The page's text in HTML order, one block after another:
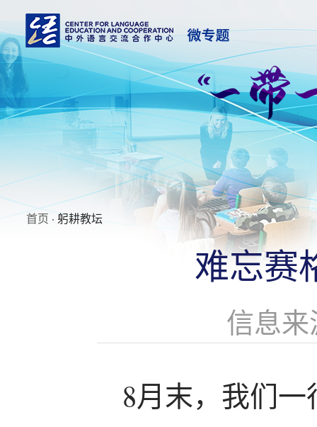
首页 · 躬耕教坛
难忘赛
信息
8月末，我们